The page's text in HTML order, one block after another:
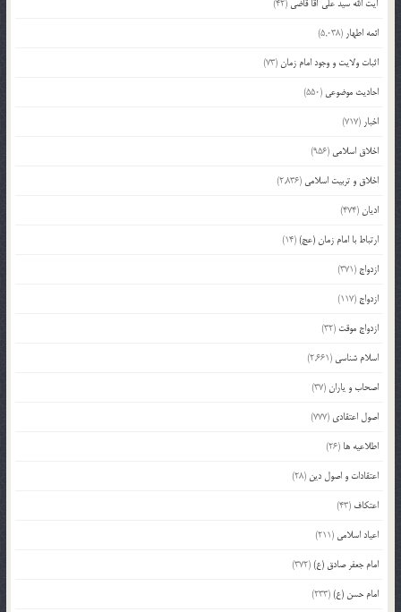
آیت الله سید علی آقا قاضی (42)
ائمه اطهار (5,038)
اثبات ولایت و وجود امام زمان(73)
احادیث موضوعی (550)
اخبار (717)
اخلاق اسلامی (956)
اخلاق و تربیت اسلامی (2,836)
ادیان(474)
ارتباط با امام زمان (عج)(14)
ازدواج (371)
ازدواج (117)
ازدواج موقت (32)
اسلام شناسی (2,661)
اصحاب و یاران(37)
اصول اعتقادی (777)
اطلاعیه ها (26)
اعتقادات و اصول دین (28)
اعتکاف (43)
اعیاد اسلامی (211)
امام جعفر صادق (ع)(372)
امام حسن (ع)(233)